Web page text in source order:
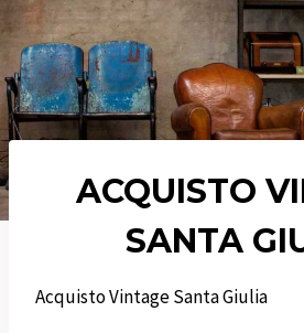
ACQUISTO
SANTA
Acquisto Vintage Santa Giulia